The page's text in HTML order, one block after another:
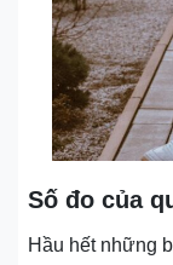
Số đo của
Hầu hết những